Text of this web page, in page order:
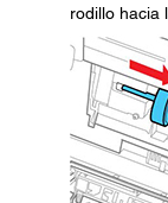
rodillo hacia